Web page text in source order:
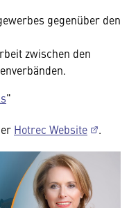
gegenüber den
zwischen den
"
Hotrec Website .